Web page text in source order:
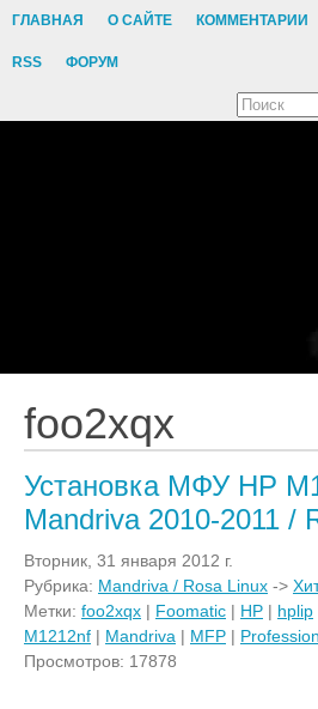
ГЛАВНАЯ О САЙТЕ КОММЕНТАРИИ
RSS ФОРУМ
foo2xqx
Установка МФУ HP
Mandriva 2010-2011 /
Вторник, 31 января 2012 г.
Рубрика: Mandriva / Rosa Linux ->
Метки: foo2xqx | Foomatic | HP | hplip
M1212nf | Mandriva | MFP |
Просмотров: 17878